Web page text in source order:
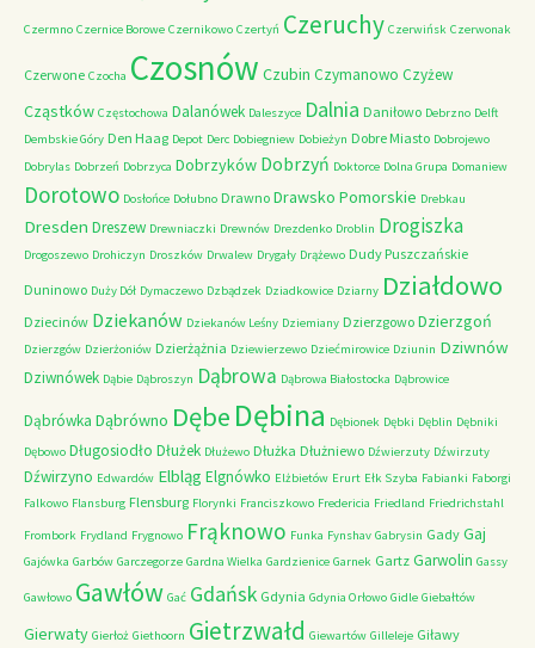
Czermno Czernice Borowe Czernikowo Czertyń Czeruchy Czerwińsk Czerwonak
Czerwone Czocha Czosnów Czubin Czymanowo Czyżew
Cząstków Częstochowa Dalanówek Daleszyce Dalnia Daniłowo Debrzno Delft
Dembskie Góry Den Haag Depot Derc Dobiegniew Dobieżyn Dobre Miasto Dobrojewo
Dobrylas Dobrzeń Dobrzyca Dobrzyków Dobrzyń Doktorce Dolna Grupa Domaniew
Dorotowo Dosłońce Dołubno Drawno Drawsko Pomorskie Drebkau
Dresden Dreszew Drewniaczki Drewnów Drezdenko Droblin Drogiszka
Drogoszewo Drohiczyn Droszków Drwalew Drygały Drążewo Dudy Puszczańskie
Duninowo Duży Dół Dymaczewo Dzbądzek Dziadkowice Dziarny Działdowo
Dziecinów Dziekanów Dziekanów Leśny Dziemiany Dzierzgowo Dzierzgoń
Dzierzgów Dzierżoniów Dzierżążnia Dziewierzewo Dziećmirowice Dziunin Dziwnów
Dziwnówek Dąbie Dąbroszyn Dąbrowa Dąbrowa Białostocka Dąbrowice
Dąbrówka Dąbrówno Dębe Dębina Dębionek Dębki Dęblin Dębniki
Dębowo Długosiodło Dłużek Dłużewo Dłużka Dłużniewo Dźwierzuty Dźwirzuty
Dźwirzyno Edwardów Elbląg Elgnówko Elżbietów Erurt Ełk Szyba Fabianki Faborgi
Falkowo Flansburg Flensburg Florynki Franciszkowo Fredericia Friedland Friedrichstahl
Frombork Frydland Frygnowo Frąknowo Funka Fynshav Gabrysin Gady Gaj
Gajówka Garbów Garczegorze Gardna Wielka Gardzienice Garnek Gartz Garwolin Gassy
Gawłowo Gawłów Gać Gdańsk Gdynia Gdynia Orłowo Gidle Giebałtów
Gierwaty Gierłoż Giethoorn Gietrzwałd Giewartów Gilleleje Giławy